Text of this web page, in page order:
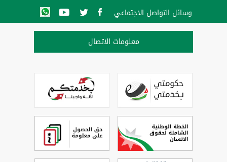
وسائل التواصل الاجتماعي
معلومات الاتصال